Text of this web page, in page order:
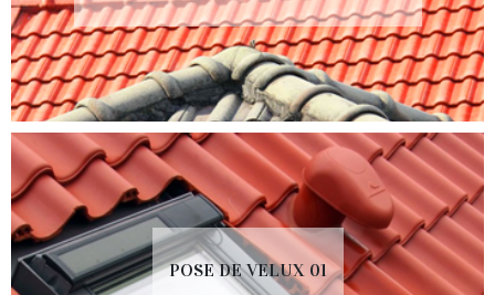
POSE DE VELUX 01